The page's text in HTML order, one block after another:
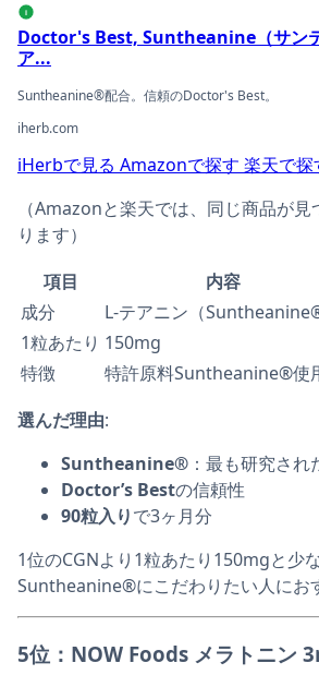
i
Doctor's Best, Suntheanine（サン
ア...
Suntheanine®配合。信頼のDoctor's Best。
iherb.com
iHerbで見る Amazonで探す 楽天で探
（Amazonと楽天では、同じ商品が
ります）
項目
内容
成分
L-テアニン（Suntheanine®
1粒あたり 150mg
特徴
特許原料Suntheanine®使
選んだ理由:
Suntheanine® ：最も研究さ
Doctor’s Bestの信頼性
90粒入りで3ヶ月分
1位のCGNより1粒あたり150mgと少な
Suntheanine®にこだわりたい人にお
5位：NOW Foods メラトニン